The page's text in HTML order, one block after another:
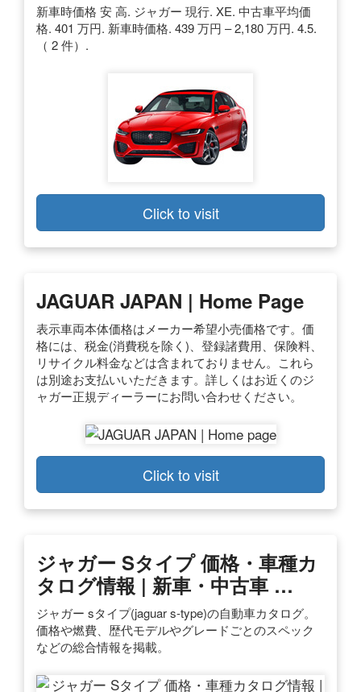
新車時価格 安 高. ジャガー 現行. XE. 中古車平均価
格. 401 万円. 新車時価格. 439 万円 – 2,180 万円. 4.5.
（ 2 件）.
Click to visit
JAGUAR JAPAN | Home Page
表示車両本体価格はメーカー希望小売価格です。価
格には、税金(消費税を除く)、登録諸費用、保険料、
リサイクル料金などは含まれておりません。これら
は別途お支払いいただきます。詳しくはお近くのジ
ャガー正規ディーラーにお問い合わせください。
Click to visit
ジャガー Sタイプ 価格・車種カ
タログ情報 | 新車・中古車 …
ジャガー sタイプ(jaguar s-type)の自動車カタログ。
価格や燃費、歴代モデルやグレードごとのスペック
などの総合情報を掲載。